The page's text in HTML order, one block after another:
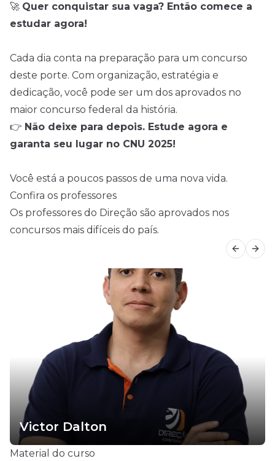
🚀 Quer conquistar sua vaga? Então comece a
estudar agora!
Cada dia conta na preparação para um concurso
deste porte. Com organização, estratégia e
dedicação, você pode ser um dos aprovados no
maior concurso federal da história.
👉 Não deixe para depois. Estude agora e
garanta seu lugar no CNU 2025!
Você está a poucos passos de uma nova vida.
Confira os professores
Os professores do Direção são aprovados nos
concursos mais difíceis do país.
Victor Dalton
Material do curso